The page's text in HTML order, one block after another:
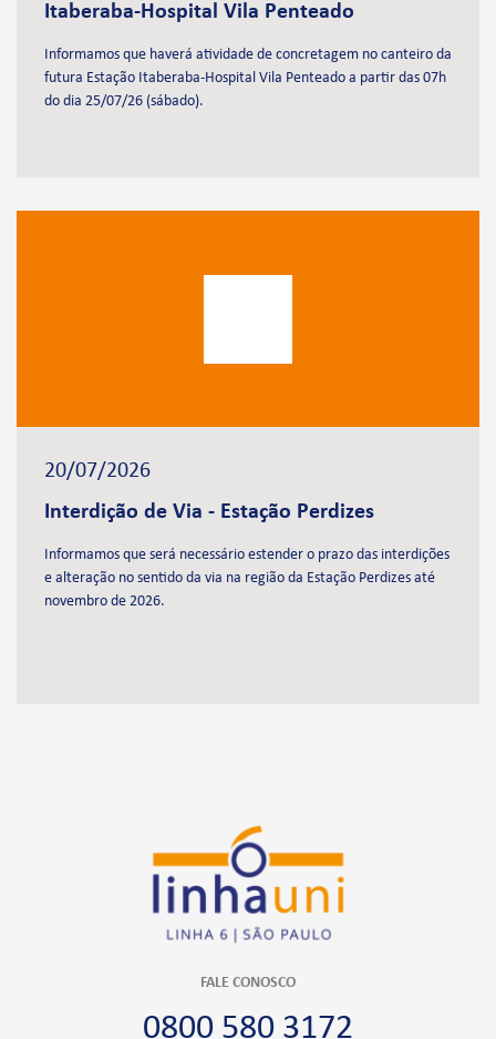
Itaberaba-Hospital Vila Penteado
Informamos que haverá atividade de concretagem no canteiro da
futura Estação Itaberaba-Hospital Vila Penteado a partir das 07h
do dia 25/07/26 (sábado).
20/07/2026
Interdição de Via - Estação Perdizes
Informamos que será necessário estender o prazo das interdições
e alteração no sentido da via na região da Estação Perdizes até
novembro de 2026.
FALE CONOSCO
0800 580 3172